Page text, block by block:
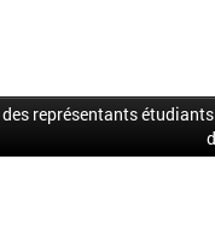
représentants